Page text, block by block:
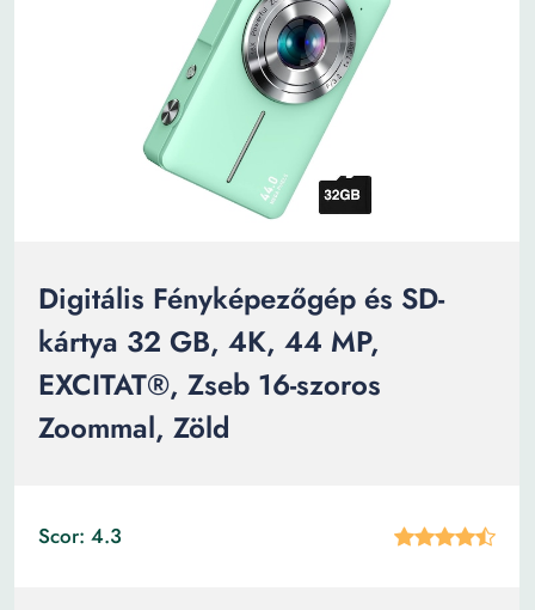
Digitális Fényképezőgép és SD-
kártya 32 GB, 4K, 44 MP,
EXCITAT®, Zseb 16-szoros
Zoommal, Zöld
Scor: 4.3